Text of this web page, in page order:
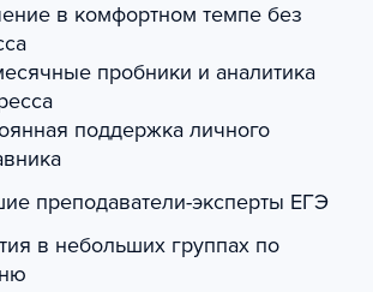
в комфортном темпе без
пробники и аналитика
поддержка личного
преподаватели-эксперты ЕГЭ
в небольших группах по